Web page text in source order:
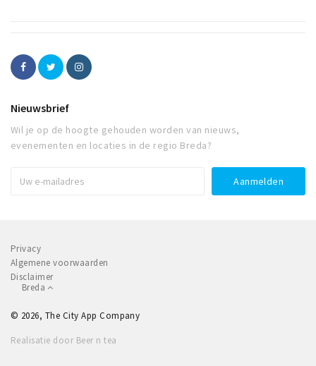
Nieuwsbrief
Wil je op de hoogte gehouden worden van nieuws,
evenementen en locaties in de regio Breda?
Privacy
Algemene voorwaarden
Disclaimer
Breda
© 2026, The City App Company
Realisatie door Beer n tea